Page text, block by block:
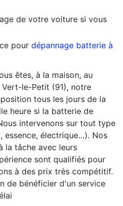
de votre voiture si vous
pour dépannage batterie à
êtes, à la maison, au
le-Petit (91), notre
tous les jours de la
heure si la batterie de
intervenons sur tout type
essence, électrique…). Nos
la tâche avec leurs
sont qualifiés pour
à des prix très compétitif.
de bénéficier d'un service